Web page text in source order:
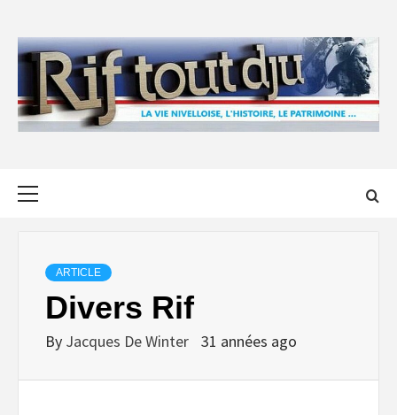
content
ARTICLE
Divers Rif
By Jacques De Winter 31 années ago